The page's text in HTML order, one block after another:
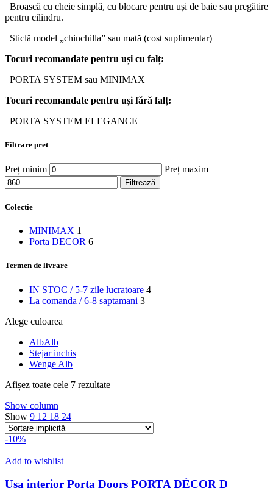
Broască cu cheie simplă, cu blocare pentru uși de baie sau pregătire
pentru cilindru.
Sticlă model „chinchilla” sau mată (cost suplimentar)
Tocuri recomandate pentru uși cu falț:
PORTA SYSTEM sau MINIMAX
Tocuri recomandate pentru uși fără falț:
PORTA SYSTEM ELEGANCE
Filtrare pret
Preț minim Preț maxim
Filtrează
Colectie
MINIMAX 1
Porta DECOR 6
Termen de livrare
IN STOC / 5-7 zile lucratoare 4
La comanda / 6-8 saptamani 3
Alege culoarea
AlbAlb
Stejar inchis
Wenge Alb
Afișez toate cele 7 rezultate
Show column
Show 9 12 18 24
-10%
Add to wishlist
Usa interior Porta Doors PORTA DÉCOR D